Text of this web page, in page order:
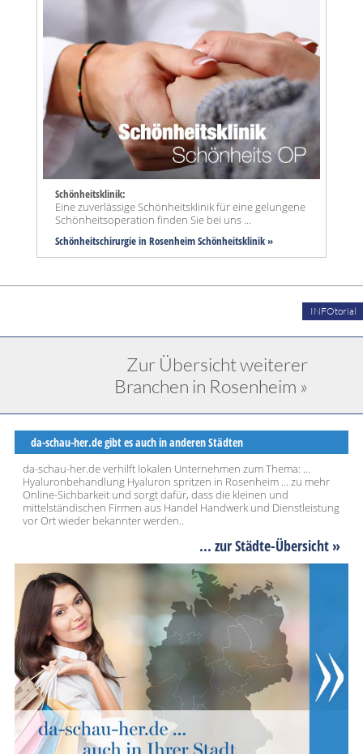
Schönheitsklinik:
Eine zuverlässige Schönheitsklinik für eine gelungene
Schönheitsoperation finden Sie bei uns ...
Schönheitschirurgie in Rosenheim Schönheitsklinik »
INFOtorial
Zur Übersicht weiterer
Branchen in Rosenheim »
da-schau-her.de gibt es auch in anderen Städten
da-schau-her.de verhilft lokalen Unternehmen zum Thema: ...
Hyaluronbehandlung Hyaluron spritzen in Rosenheim ... zu mehr
Online-Sichbarkeit und sorgt dafür, dass die kleinen und
mittelständischen Firmen aus Handel Handwerk und Dienstleistung
vor Ort wieder bekannter werden..
... zur Städte-Übersicht »